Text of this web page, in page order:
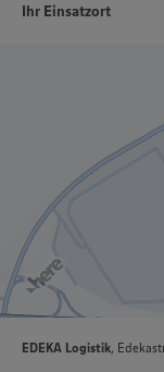
Ihr Einsatzort
EDEKA Logistik,